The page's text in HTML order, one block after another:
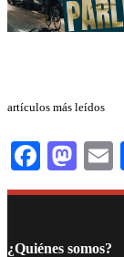
artículos más leídos
¿Quiénes somos?